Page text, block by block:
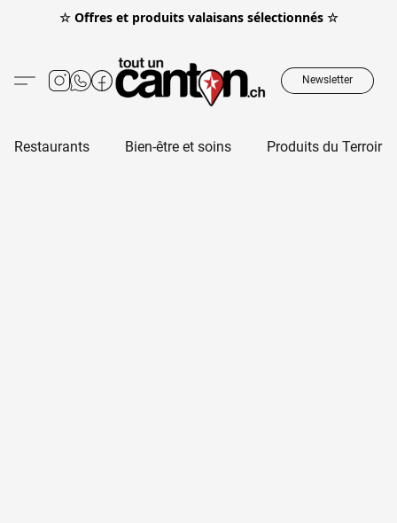
☆ Offres et produits valaisans sélectionnés ☆
Newsletter
Restaurants Bien-être et soins Produits du Terroir